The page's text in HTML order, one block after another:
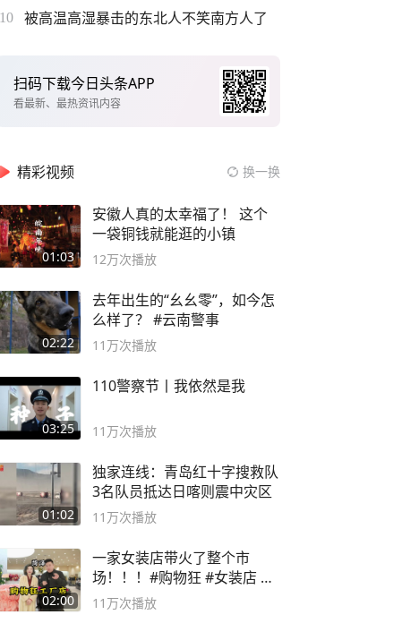
10 被高温高湿暴击的东北人不笑南方人了
扫码下载今日头条APP
看最新、最热资讯内容
精彩视频 换一换
01:03
安徽人真的太幸福了！ 这个
一袋铜钱就能逛的小镇
12万次播放
02:22
去年出生的“幺幺零”，如今怎
么样了？ #云南警事
11万次播放
03:25
110警察节丨我依然是我
11万次播放
01:02
独家连线：青岛红十字搜救队
3名队员抵达日喀则震中灾区
11万次播放
02:00
一家女装店带火了整个市
场！！！#购物狂 #女装店 #
高品质女装
11万次播放